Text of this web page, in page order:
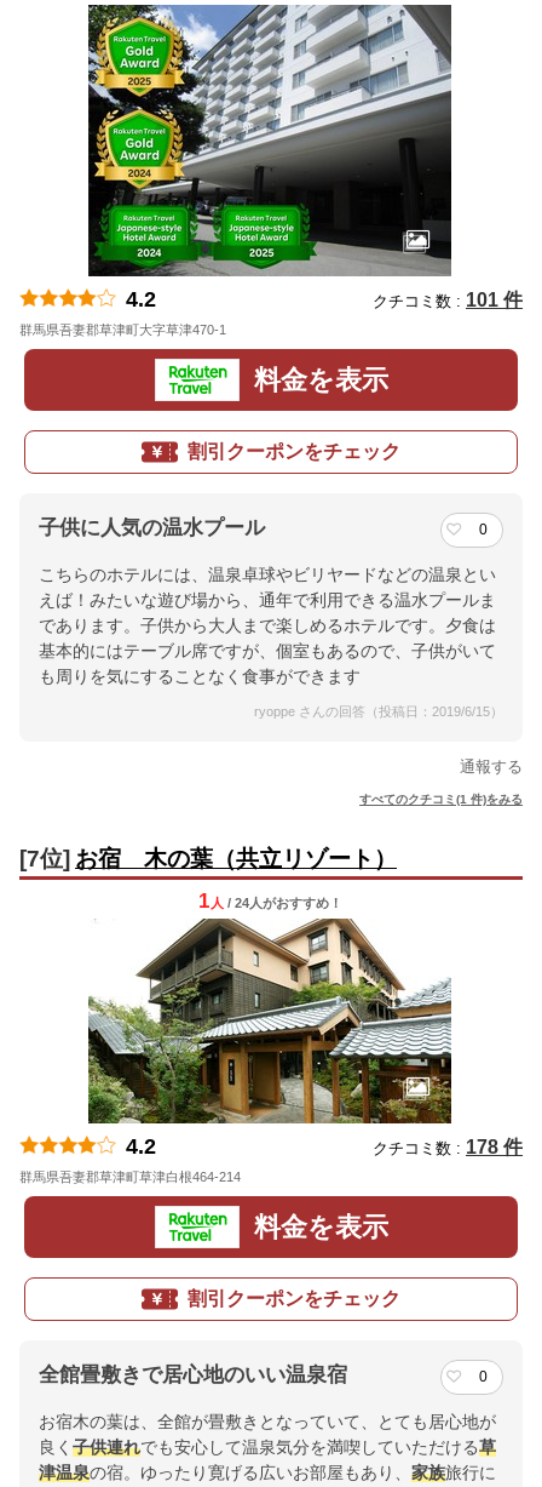
4.2 クチコミ数 : 101 件
群馬県吾妻郡草津町大字草津470-1
料金を表示
割引クーポンをチェック
子供に人気の温水プール 0
こちらのホテルには、温泉卓球やビリヤードなどの温泉とい
えば！みたいな遊び場から、通年で利用できる温水プールま
であります。子供から大人まで楽しめるホテルです。夕食は
基本的にはテーブル席ですが、個室もあるので、子供がいて
も周りを気にすることなく食事ができます
ryoppe さんの回答（投稿日：2019/6/15）
通報する
すべてのクチコミ(1 件)をみる
[7位] お宿 木の葉（共立リゾート）
1 人 / 24人がおすすめ！
4.2 クチコミ数 : 178 件
群馬県吾妻郡草津町草津白根464-214
料金を表示
割引クーポンをチェック
全館畳敷きで居心地のいい温泉宿 0
お宿木の葉は、全館が畳敷きとなっていて、とても居心地が
良く 子供連れでも安心して温泉気分を満喫していただける草
津温泉の宿。ゆったり寛げる広いお部屋もあり、 家族旅行に